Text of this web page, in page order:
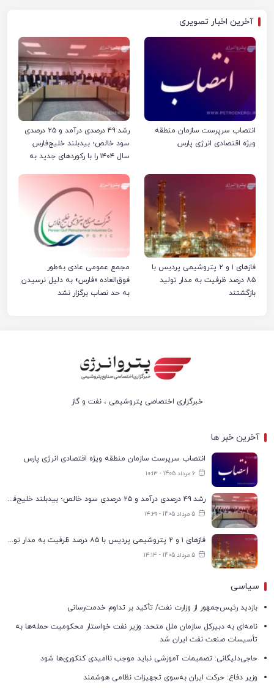
آخرین اخبار تصویری
انتصاب سرپرست سازمان منطقه
ویژه اقتصادی انرژی پارس
رشد ۴۹ درصدی درآمد و ۲۵ درصدی
سود خالص؛ بیدبلند خلیج‌فارس
سال ۱۴۰۴ را با رکوردهای جدید به
فازهای ۱ و ۲ پتروشیمی پردیس با
۸۵ درصد ظرفیت به مدار تولید
بازگشتند
مجمع عمومی عادی به‌طور
فوق‌العاده «فارس» به دلیل نرسیدن
به حد نصاب برگزار نشد
خبرگزاری اختصاصی پتروشیمی ، نفت و گاز
آخرین خبر ها
انتصاب سرپرست سازمان منطقه ویژه اقتصادی انرژی پارس
6 مرداد 1405 - ۱۰:۱۳
رشد ۴۹ درصدی درآمد و ۲۵ درصدی سود خالص؛ بیدبلند خلیج‌فارس سال ۱۴۰۴ را با رکوردهای جدید به پایان رساند
5 مرداد 1405 - ۱۴:۲۹
فازهای ۱ و ۲ پتروشیمی پردیس با ۸۵ درصد ظرفیت به مدار تولید بازگشتند
5 مرداد 1405 - ۱۴:۱۴
سیاسی
بازدید رئیس‌جمهور از وزارت نفت/ تأکید بر تداوم خدمت‌رسانی
نامه‌ای به دبیرکل سازمان ملل متحد: وزیر نفت خواستار محکومیت حمله‌ها به
تأسیسات صنعت نفت ایران شد
حاجی‌دلیگانی: تصمیمات آموزشی نباید موجب ناامیدی کنکوری‌ها شود
وزیر دفاع: حرکت ایران به‌سوی تجهیزات نظامی هوشمند